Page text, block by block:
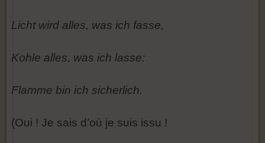
Licht wird alles, was ich fasse,
Kohle alles, was ich lasse:
Flamme bin ich sicherlich.
(Oui ! Je sais d’où je suis issu !